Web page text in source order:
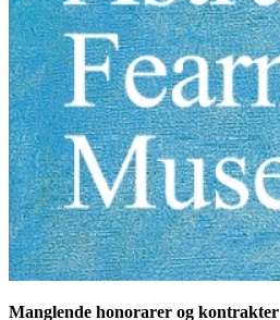
Manglende honorarer og kontrakter